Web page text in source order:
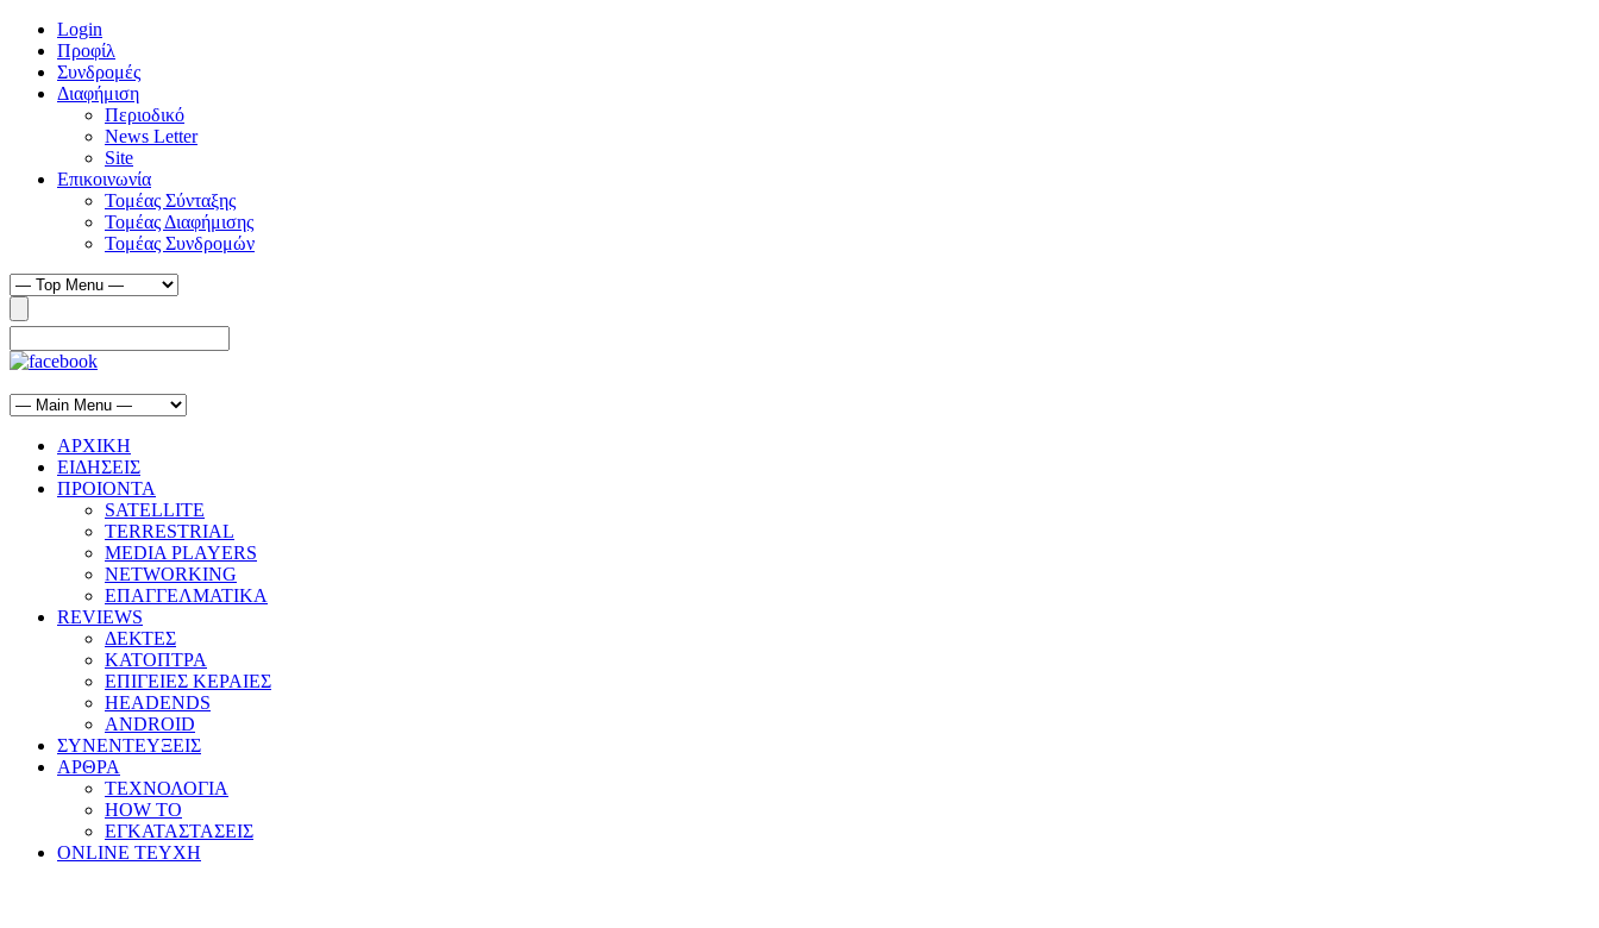
Login
Προφίλ
Συνδρομές
Διαφήμιση
Περιοδικό
News Letter
Site
Επικοινωνία
Τομέας Σύνταξης
Τομέας Διαφήμισης
Τομέας Συνδρομών
ΑΡΧΙΚΗ
ΕΙΔΗΣΕΙΣ
ΠΡΟΙΟΝΤΑ
SATELLITE
TERRESTRIAL
MEDIA PLAYERS
NETWORKING
ΕΠΑΓΓΕΛΜΑΤΙΚΑ
REVIEWS
ΔΕΚΤΕΣ
ΚΑΤΟΠΤΡΑ
ΕΠΙΓΕΙΕΣ ΚΕΡΑΙΕΣ
HEADENDS
ANDROID
ΣΥΝΕΝΤΕΥΞΕΙΣ
ΑΡΘΡΑ
ΤΕΧΝΟΛΟΓΙΑ
HOW TO
ΕΓΚΑΤΑΣΤΑΣΕΙΣ
ONLINE TEYXH